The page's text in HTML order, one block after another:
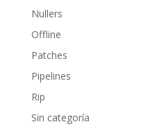
Nullers
Offline
Patches
Pipelines
Rip
Sin categoría